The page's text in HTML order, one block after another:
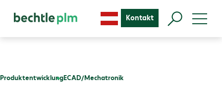
Kontakt
ProduktentwicklungECAD/Mechatronik